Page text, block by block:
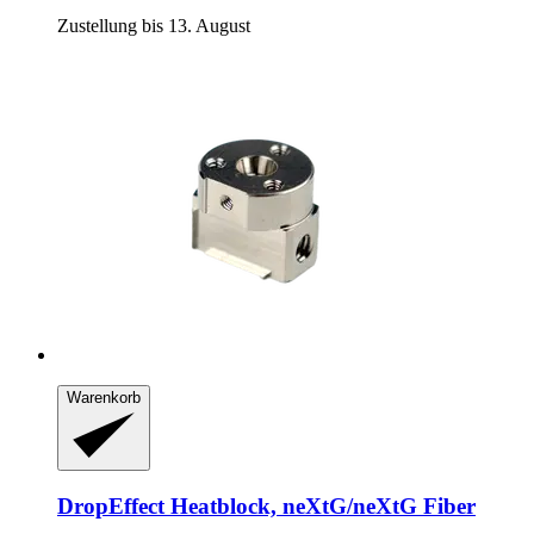
Zustellung bis 13. August
Warenkorb
DropEffect Heatblock, neXtG/neXtG Fiber